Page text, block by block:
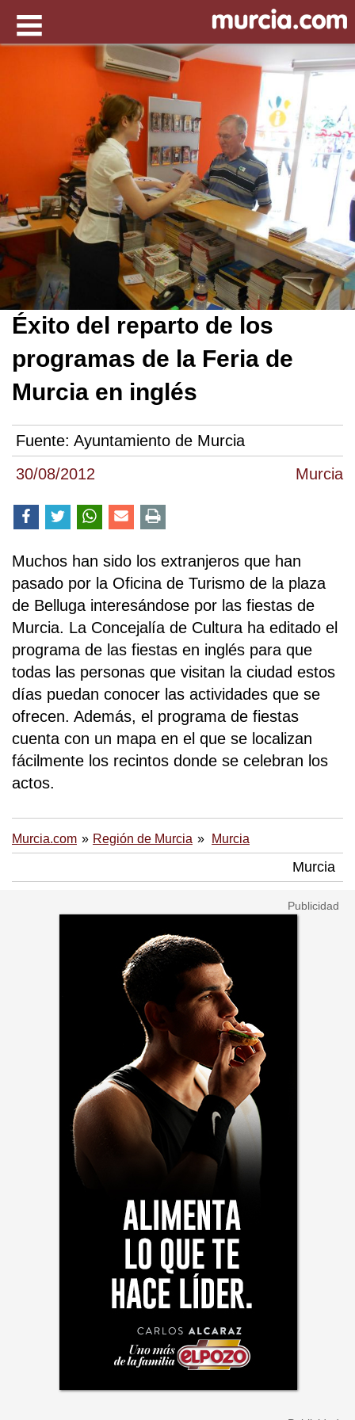
30/08/2012 Murcia
Éxito del reparto de los
programas de la Feria de
Murcia en inglés
Fuente: Ayuntamiento de Murcia
Muchos han sido los extranjeros que han
pasado por la Oficina de Turismo de la plaza
de Belluga interesándose por las fiestas de
Murcia. La Concejalía de Cultura ha editado el
programa de las fiestas en inglés para que
todas las personas que visitan la ciudad estos
días puedan conocer las actividades que se
ofrecen. Además, el programa de fiestas
cuenta con un mapa en el que se localizan
fácilmente los recintos donde se celebran los
actos.
Murcia.com Región de Murcia Murcia
Murcia